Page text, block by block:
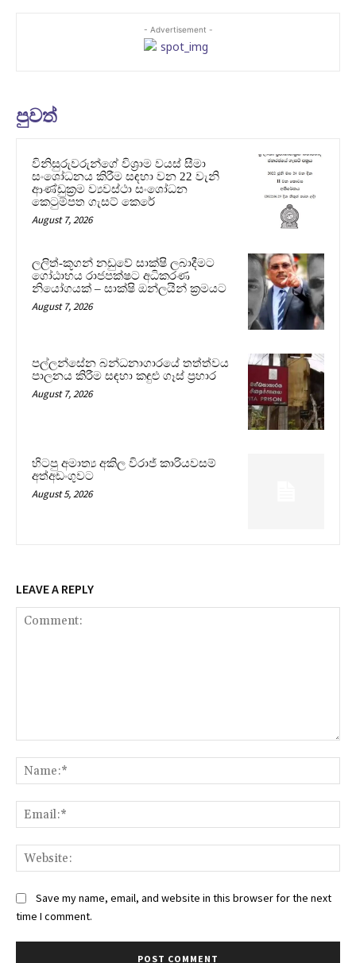
- Advertisement -
පුවත්
විනිසුරුවරුන්ගේ විශ්‍රාම වයස් සීමා
සංශෝධනය කිරීම සඳහා වන 22 වැනි
ආණ්ඩුක්‍රම ව්‍යවස්ථා සංශෝධන
කෙටුම්පත ගැසට් කෙරේ
August 7, 2026
ලලිත්-කූගන් නඩුවේ සාක්ෂි ලබාදීමට
ගෝඨාභය රාජපක්ෂට අධිකරණ
නියෝගයක් – සාක්ෂි ඔන්ලයින් ක්‍රමයට
August 7, 2026
පල්ලන්සේන බන්ධනාගාරයේ තත්ත්වය
පාලනය කිරීම සඳහා කඳුළු ගෑස් ප්‍රහාර
August 7, 2026
හිටපු අමාත්‍ය අකිල විරාජ් කාරියවසම්
අත්අඩංගුවට
August 5, 2026
LEAVE A REPLY
Save my name, email, and website in this browser for the next
time I comment.